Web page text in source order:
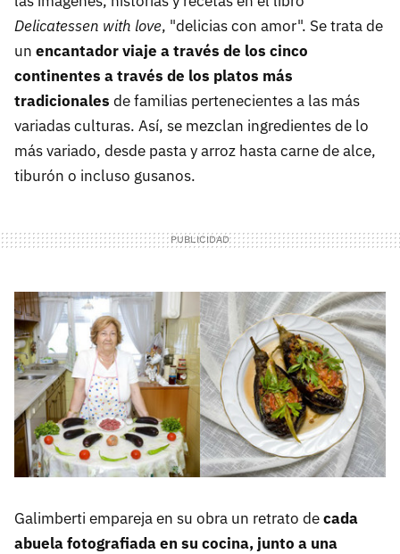
Delicatessen with love, "delicias con amor". Se trata de
un encantador viaje a través de los cinco
continentes a través de los platos más
tradicionales de familias pertenecientes a las más
variadas culturas. Así, se mezclan ingredientes de lo
más variado, desde pasta y arroz hasta carne de alce,
tiburón o incluso gusanos.
Galimberti empareja en su obra un retrato decada
abuela fotografiada en su cocina, junto a una